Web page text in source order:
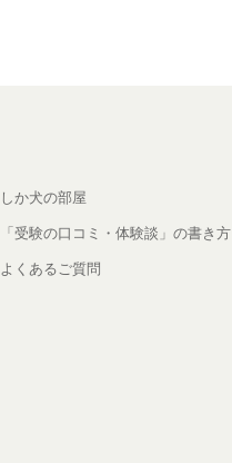
しか犬の部屋
「受験の口コミ・体験談」の書き方
よくあるご質問